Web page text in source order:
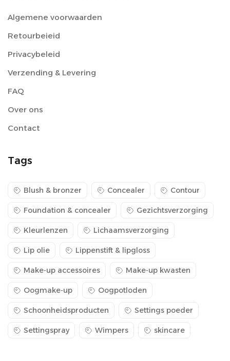
Algemene voorwaarden
Retourbeieid
Privacybeleid
Verzending & Levering
FAQ
Over ons
Contact
Tags
Blush & bronzer Concealer Contour
Foundation & concealer Gezichtsverzorging
Kleurlenzen Lichaamsverzorging
Lip olie Lippenstift & lipgloss
Make-up accessoires Make-up kwasten
Oogmake-up Oogpotloden
Schoonheidsproducten Settings poeder
Settingspray Wimpers skincare